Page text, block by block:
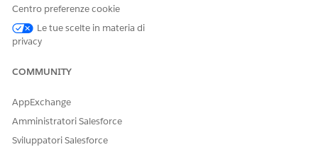
Facci sapere, così possiamo migliorare!
Centro preferenze cookie
Le tue scelte in materia di
privacy
COMMUNITY
AppExchange
Amministratori Salesforce
Sviluppatori Salesforce